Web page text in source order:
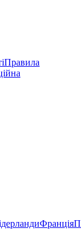
Правила
Франція